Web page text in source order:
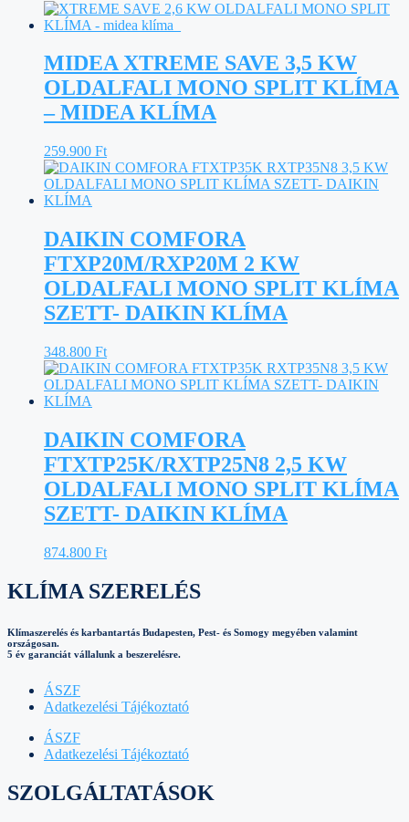
price
was:
price
MIDEA XTREME SAVE 3,5 KW
OLDALFALI MONO SPLIT KLÍMA
– MIDEA KLÍMA
259.900 Ft
DAIKIN COMFORA
FTXP20M/RXP20M 2 KW
OLDALFALI MONO SPLIT KLÍMA
SZETT- DAIKIN KLÍMA
348.800 Ft
DAIKIN COMFORA
FTXTP25K/RXTP25N8 2,5 KW
OLDALFALI MONO SPLIT KLÍMA
SZETT- DAIKIN KLÍMA
874.800 Ft
KLÍMA SZERELÉS
Klímaszerelés és karbantartás Budapesten, Pest- és Somogy megyében valamint
országosan.
5 év garanciát vállalunk a beszerelésre.
ÁSZF
Adatkezelési Tájékoztató
ÁSZF
Adatkezelési Tájékoztató
SZOLGÁLTATÁSOK